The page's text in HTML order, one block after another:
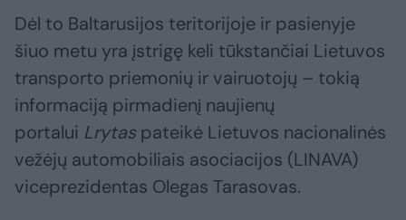
Dėl to Baltarusijos teritorijoje ir pasienyje
šiuo metu yra įstrigę keli tūkstančiai Lietuvos
transporto priemonių ir vairuotojų – tokią
informaciją pirmadienį naujienų
portalui Lrytaspateikė Lietuvos nacionalinės
vežėjų automobiliais asociacijos (LINAVA)
viceprezidentas Olegas Tarasovas.